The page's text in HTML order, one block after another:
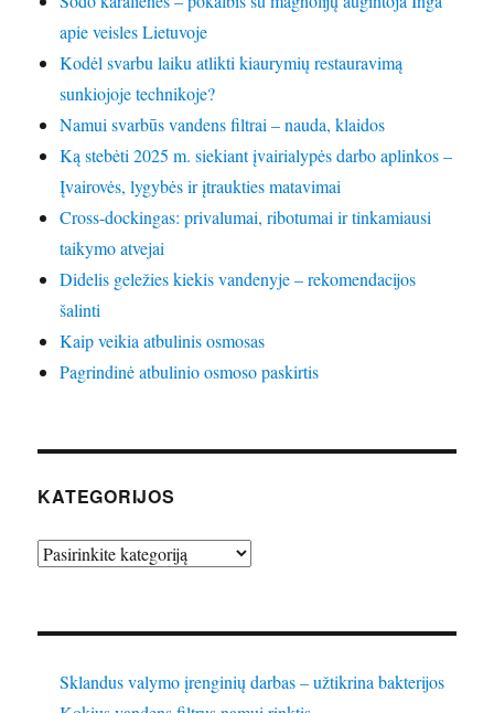
apie veisles Lietuvoje
Kodėl svarbu laiku atlikti kiaurymių restauravimą
sunkiojoje technikoje?
Namui svarbūs vandens filtrai – nauda, klaidos
Ką stebėti 2025 m. siekiant įvairialypės darbo aplinkos –
Įvairovės, lygybės ir įtraukties matavimai
Cross-dockingas: privalumai, ribotumai ir tinkamiausi
taikymo atvejai
Didelis geležies kiekis vandenyje – rekomendacijos
šalinti
Kaip veikia atbulinis osmosas
Pagrindinė atbulinio osmoso paskirtis
KATEGORIJOS
Kategorijos
Sklandus valymo įrenginių darbas – užtikrina bakterijos